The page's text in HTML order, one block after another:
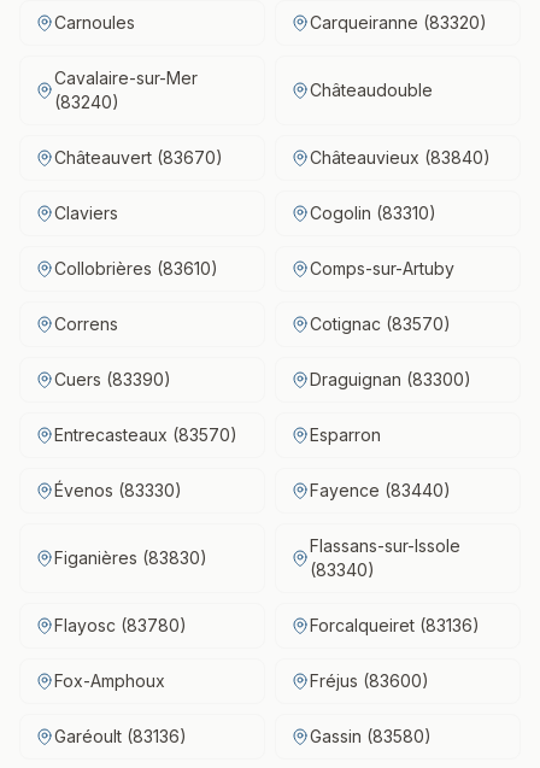
Carnoules Carqueiranne (83320)
Cavalaire-sur-Mer
(83240)
Châteaudouble
Châteauvert (83670) Châteauvieux (83840)
Claviers Cogolin (83310)
Collobrières (83610) Comps-sur-Artuby
Correns Cotignac (83570)
Cuers (83390) Draguignan (83300)
Entrecasteaux (83570) Esparron
Évenos (83330) Fayence (83440)
Figanières (83830)
Flassans-sur-Issole
(83340)
Flayosc (83780) Forcalqueiret (83136)
Fox-Amphoux Fréjus (83600)
Garéoult (83136) Gassin (83580)